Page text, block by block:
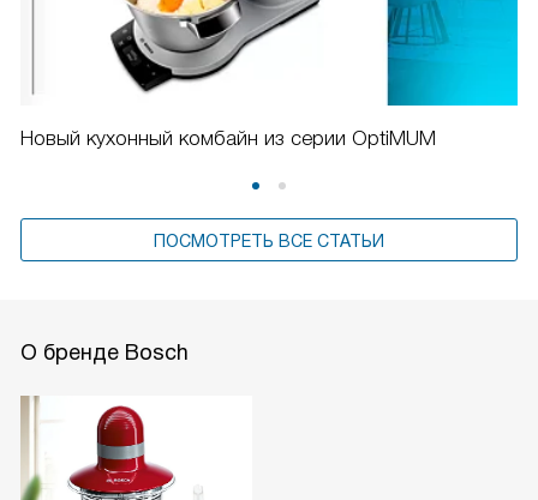
Новый кухонный комбайн из серии OptiMUM
ПОСМОТРЕТЬ ВСЕ СТАТЬИ
О бренде Bosch